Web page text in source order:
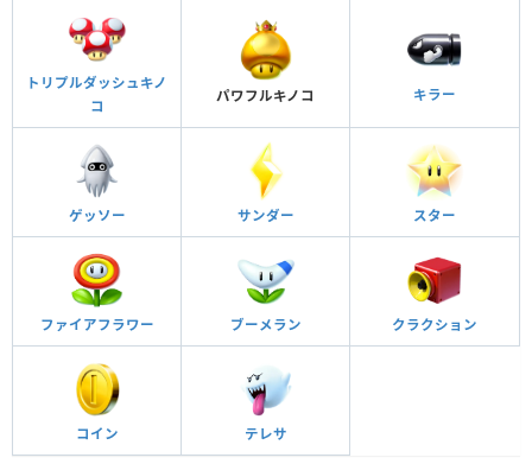
トリプルダッシュキノ
コ
パワフルキノコ キラー
ゲッソー サンダー スター
ファイアフラワー ブーメラン クラクション
コイン テレサ